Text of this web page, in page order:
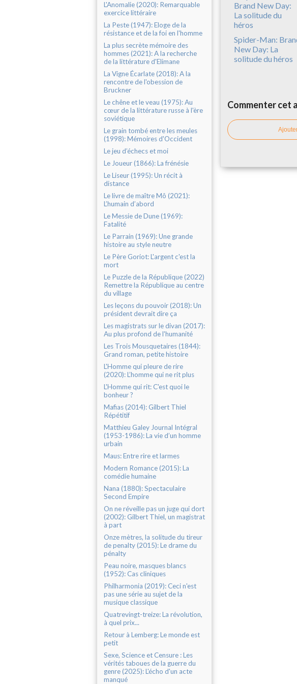
L'Anomalie (2020): Remarquable
exercice littéraire
La Peste (1947): Eloge de la
résistance et de la foi en l'homme
La plus secrète mémoire des
hommes (2021): A la recherche
de la littérature d'Elimane
La Vigne Écarlate (2018): A la
rencontre de l'obession de
Bruckner
Le chêne et le veau (1975): Au
cœur de la littérature russe à l'ère
soviétique
Le grain tombé entre les meules
(1998): Mémoires d'Occident
Le jeu d’échecs et moi
Le Joueur (1866): La frénésie
Le Liseur (1995): Un récit à
distance
Le livre de maître Mô (2021):
L’humain d’abord
Le Messie de Dune (1969):
Fatalité
Le Parrain (1969): Une grande
histoire au style neutre
Le Père Goriot: L'argent c'est la
mort
Le Puzzle de la République (2022)
Remettre la République au centre
du village
Les leçons du pouvoir (2018): Un
président devrait dire ça
Les magistrats sur le divan (2017):
Au plus profond de l'humanité
Les Trois Mousquetaires (1844):
Grand roman, petite histoire
L'Homme qui pleure de rire
(2020): L’homme qui ne rit plus
L'Homme qui rit: C'est quoi le
bonheur ?
Mafias (2014): Gilbert Thiel
Répétitif
Matthieu Galey Journal Intégral
(1953-1986): La vie d’un homme
urbain
Maus: Entre rire et larmes
Modern Romance (2015): La
comédie humaine
Nana (1880): Spectaculaire
Second Empire
On ne réveille pas un juge qui dort
(2002): Gilbert Thiel, un magistrat
à part
Onze mètres, la solitude du tireur
de penalty (2015): Le drame du
pénalty
Peau noire, masques blancs
(1952): Cas cliniques
Philharmonia (2019): Ceci n'est
pas une série au sujet de la
musique classique
Quatrevingt-treize: La révolution,
à quel prix...
Retour à Lemberg: Le monde est
petit
Sexe, Science et Censure : Les
vérités taboues de la guerre du
genre (2025): L'écho d'un acte
manqué
Spider-Man:
New Day: La
solitude du héros
Commenter cet